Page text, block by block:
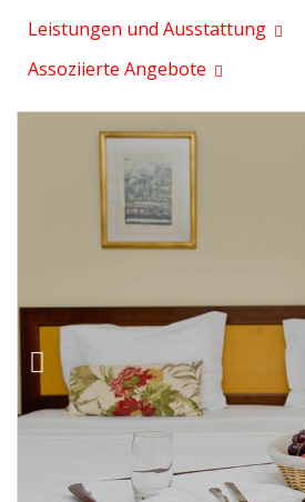
Leistungen und Ausstattung
Assoziierte Angebote